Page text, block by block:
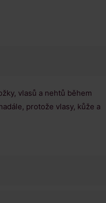
vlasů a nehtů během
protože vlasy, kůže a